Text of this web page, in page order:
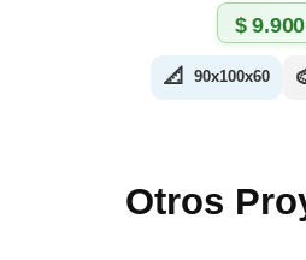
$9.900
📐 90x100x60
Otros